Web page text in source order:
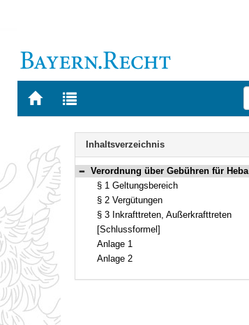
Zur
BAYERN.RECHT
Zur
letzten
Navigation
Inhaltsverzeichnis
Bereich reduzieren
Verordnung über Gebühren für Hebammenhilfe außerhalb der gesetzlichen Krankenversicherung (Hebammengebührenverordnung – HebGebV) Vom 23. März 2011 (GVBl. S. 187) BayRS 2124-1-3-G (§§ 1–3)
§ 1 Geltungsbereich
§ 2 Vergütungen
§ 3 Inkrafttreten, Außerkrafttreten
[Schlussformel]
Anlage 1
Anlage 2